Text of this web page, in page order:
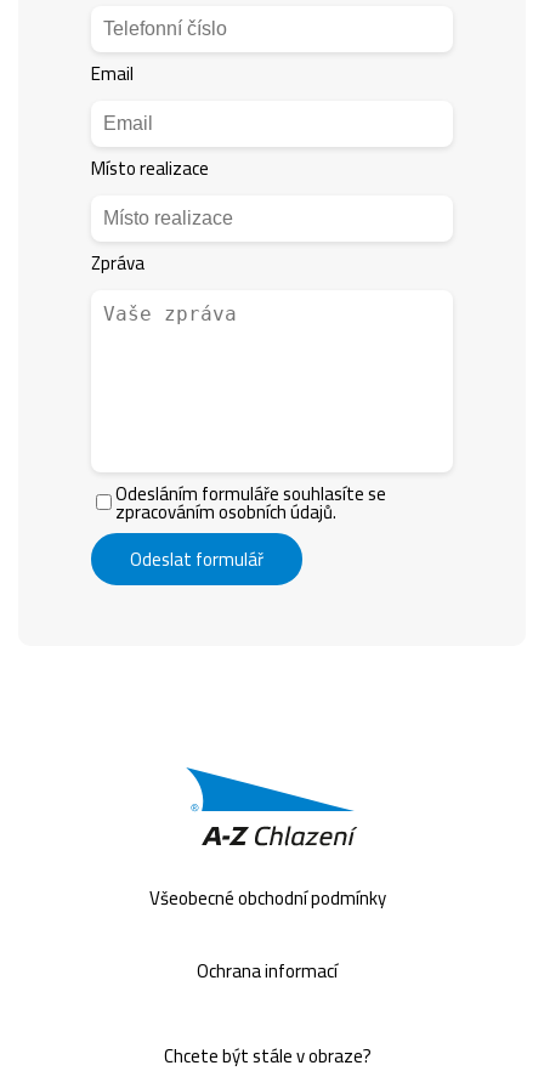
Email
Místo realizace
Zpráva
Odesláním formuláře souhlasíte se
zpracováním osobních údajů.
Odeslat formulář
Všeobecné obchodní podmínky
Ochrana informací
Chcete být stále v obraze?